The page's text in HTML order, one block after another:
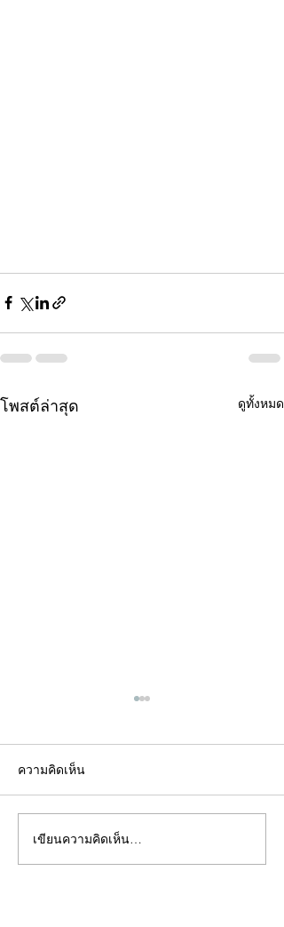
โพสต์ล่าสุด ดูทั้งหมด
คอลัมน์"จับชีพจรวงการ
พระ"ประจำพุธที่ 29
ความคิดเห็น
เขียนความคิดเห็น…